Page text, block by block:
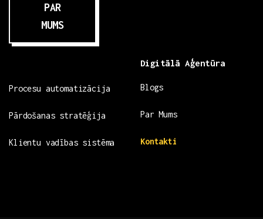
PAR
MUMS
Procesu automatizācija
Pārdošanas stratēģija
Klientu vadības sistēma
Digitālā Aģentūra
Blogs
Par Mums
Kontakti